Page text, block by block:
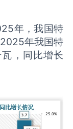
年，我国特
年我国特
，同比增长